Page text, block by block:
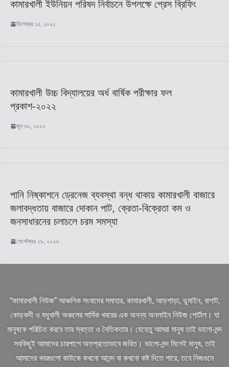
কামারখালী ইউনিয়ন পরিষদ নির্বাচনে উপলক্ষে প্রেস ব্রিফিং
ডিসেম্বর ১৫, ২০২১
কামারখালী উচ্চ বিদ্যালয়ের অর্ধ বার্ষিক পরীক্ষার ফল
প্রকাশ-২০২২
জুন ৩০, ২০২২
পানি নিষ্কাশনে ড্রেনেজ ব্যবস্থা বন্ধ থাকায় কামারখালী বাজারে
জলাবদ্ধতায় বাজারে দোকান পাট, ক্রেতা-বিক্রেতা কম ও
জনসাধারনের চলাচলে চরম সমস্যা
সেপ্টেম্বর ২৯, ২০২৩
“কামারখালী নিউজ” আঞ্চলিক সংবাদের সমাহার, কামারখালী, আড়পাড়া, ডুমাইন, বাগাট,
কোড়কদী ও মধুখালী অঞ্চলের সার্বিক খবরের এক অনন্য অনলাইন নিউজ পোর্টাল। যা
মানুষকে পরিচিত করবে তার স্বত্তা ও নৈতিকতার। যেহেতু আমরা মানুষ তাই ভালো-মন্দ
সবকিছুই আমাদের চারপাশে অতপ্রতোভাবে জরিত। ভালো-মন্দ মিলেই মানুষ, তাই
আমাদের খবরগুলো কাউকে কখনো আনন্দ বা কখনো কষ্ট দিতে পারে, তবে নিজগুনে